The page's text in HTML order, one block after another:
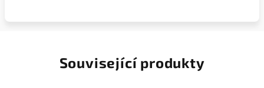
Související produkty